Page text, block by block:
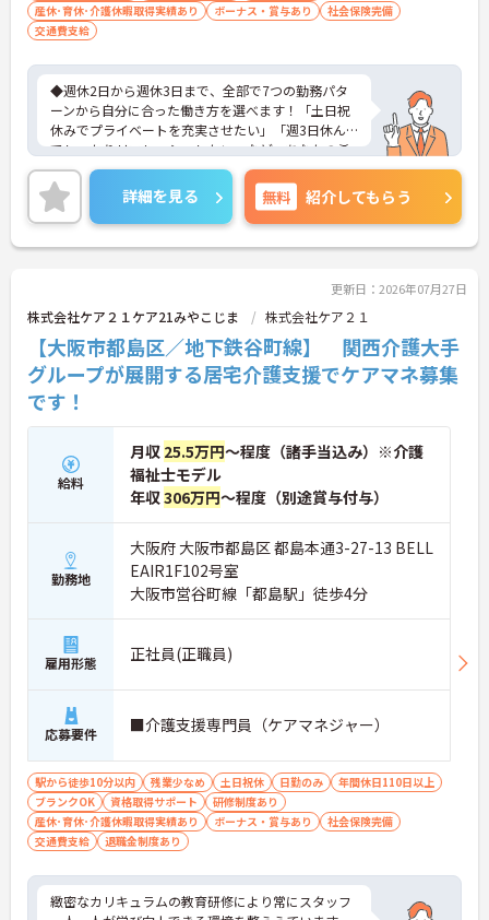
産休･育休･介護休暇取得実績あり
ボーナス・賞与あり
社会保険完備
交通費支給
◆週休2日から週休3日まで、全部で7つの勤務パタ
ーンから自分に合った働き方を選べます！「土日祝
休みでプライベートを充実させたい」「週3日休ん
でしっかりリフレッシュしたい」など、あなたの希
望に寄り添います。有給休暇も希望通りに取りやす
く、時短勤務の相談も可能です。自分らしいペース
で、無理なく長く続けられる環境が整っています。
◆資格取得や研修を会社負担でサポートします！講
習日は勤務扱いとなり、合格時には嬉しいお祝い金
者、ケアマネ、管理者などへのキャリアパスも豊富
で、成長意欲のある方は短期間でのステップアップ
も夢ではありません。
◆訪問型で利用者様と1対1で向き合うため、職場の
人間関係のしがらみや派閥がなく、とても働きやす
いのが特徴です。ネイルもOKで、自分らしさを大切
にしながら働けます。
詳細を見る 無料 紹介してもらう
更新日：2026年07月27日
株式会社ケア２１ケア21みやこじま 株式会社ケア２１
【大阪市都島区／地下鉄谷町線】 関西介護大手
グループが展開する居宅介護支援でケアマネ募集
です！
給料
月収 25.5万円～程度（諸手当込み）※介護
福祉士モデル
年収306万円～程度（別途賞与付与）
勤務地
大阪府 大阪市都島区 都島本通3-27-13 BELL
EAIR1F102号室
大阪市営谷町線「都島駅」徒歩4分
雇用形態 正社員(正職員)
応募要件 ■介護支援専門員（ケアマネジャー）
駅から徒歩10分以内 残業少なめ 土日祝休 日勤のみ
年間休日110日以上
ブランクOK
資格取得サポート
研修制度あり
産休･育休･介護休暇取得実績あり
ボーナス・賞与あり
社会保険完備
交通費支給
退職金制度あり
緻密なカリキュラムの教育研修により常にスタッフ